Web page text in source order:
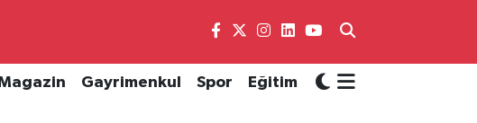
Gayrimenkul Spor Eğitim